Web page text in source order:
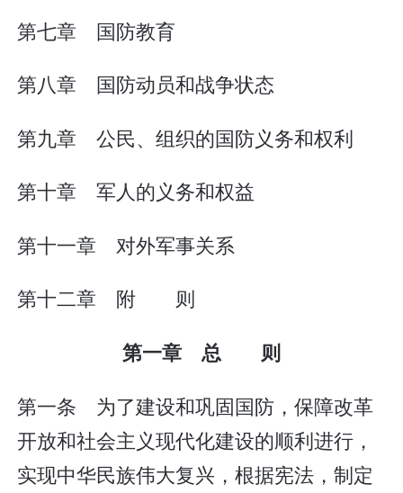
第七章 国防教育
第八章 国防动员和战争状态
第九章 公民、组织的国防义务和权利
第十章 军人的义务和权益
第十一章 对外军事关系
第十二章 附 则
第一章 总 则
第一条 为了建设和巩固国防，保障改革
开放和社会主义现代化建设的顺利进行，
实现中华民族伟大复兴，根据宪法，制定